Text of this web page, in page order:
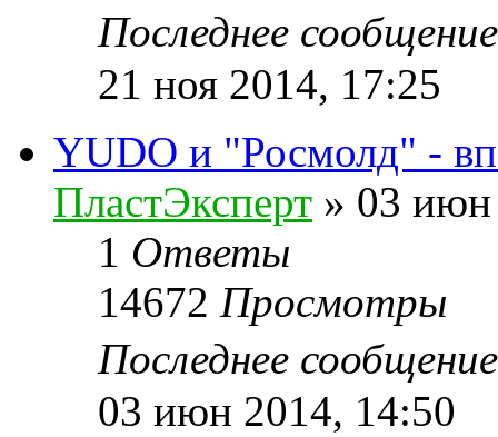
Последнее
21 ноя 2014, 17:25
YUDO и "Росмолд" -
ПластЭксперт » 03 июн
1 Ответы
14672 Просмотры
Последнее
03 июн 2014, 14:50